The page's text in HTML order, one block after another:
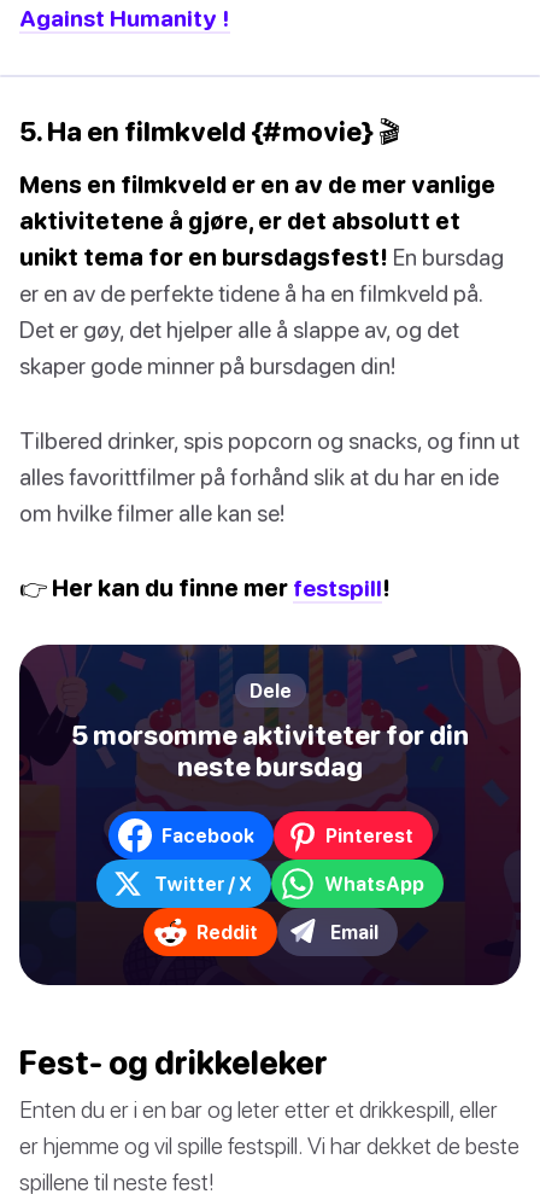
Against Humanity !
5. Ha en filmkveld {#movie} 🎬
Mens en filmkveld er en av de mer vanlige
aktivitetene å gjøre, er det absolutt et
unikt tema for en bursdagsfest! En bursdag
er en av de perfekte tidene å ha en filmkveld på.
Det er gøy, det hjelper alle å slappe av, og det
skaper gode minner på bursdagen din!
Tilbered drinker, spis popcorn og snacks, og finn ut
alles favorittfilmer på forhånd slik at du har en ide
om hvilke filmer alle kan se!
👉 Her kan du finne mer festspill!
Dele
5 morsomme aktiviteter for din
neste bursdag
Facebook Pinterest
Twitter / X WhatsApp
Reddit Email
Fest- og drikkeleker
Enten du er i en bar og leter etter et drikkespill, eller
er hjemme og vil spille festspill. Vi har dekket de beste
spillene til neste fest!